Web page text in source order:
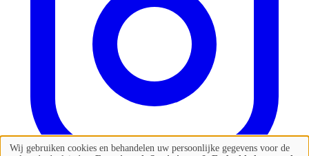
Wij gebruiken cookies en behandelen uw persoonlijke gegevens voor de